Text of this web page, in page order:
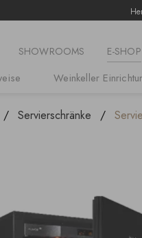
SHOWROOMS E-SHOP
Weinkeller
Servierschränke